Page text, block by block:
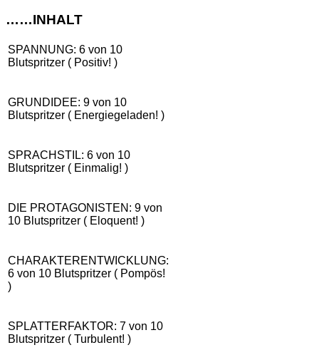
……INHALT
SPANNUNG: 6 von 10
Blutspritzer ( Positiv! )
GRUNDIDEE: 9 von 10
Blutspritzer ( Energiegeladen! )
SPRACHSTIL: 6 von 10
Blutspritzer ( Einmalig! )
DIE PROTAGONISTEN: 9 von
10 Blutspritzer ( Eloquent! )
CHARAKTERENTWICKLUNG:
6 von 10 Blutspritzer ( Pompös!
)
SPLATTERFAKTOR: 7 von 10
Blutspritzer ( Turbulent! )